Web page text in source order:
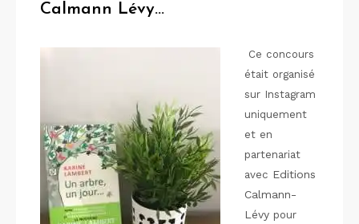
Calmann Lévy…
Ce concours
était organisé
sur Instagram
uniquement
et en
partenariat
avec Editions
Calmann-
Lévy pour